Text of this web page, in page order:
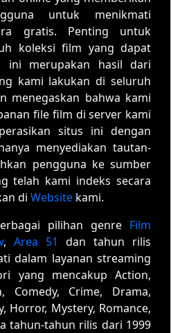
untuk menikmati
gratis. Penting untuk
koleksi film yang dapat
ini merupakan hasil dari
kami lakukan di seluruh
menegaskan bahwa kami
file film di server kami
situs ini dengan
menyediakan tautan-
pengguna ke sumber
telah kami indeks secara
di Website kami.
pilihan genre Film
, Area 51
dan tahun rilis
dalam layanan streaming
yang mencakup Action,
Comedy, Crime, Drama,
Horror, Mystery, Romance,
tahun-tahun rilis dari 1999